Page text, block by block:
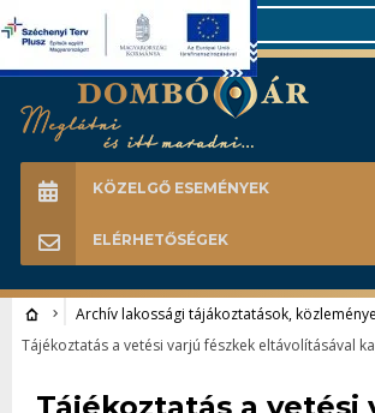
Search
KÖZELGŐ ESEMÉNYEK
ELÉRHETŐSÉGEK
Archív lakossági tájákoztatások,
Tájékoztatás a vetési varjú fészkek eltávolításával